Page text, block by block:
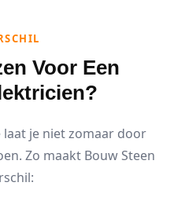
Voor Een
je niet zomaar door
Zo maakt Bouw Steen